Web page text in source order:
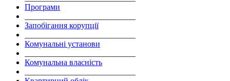
Програми
Запобігання корупції
Комунальні установи
Комунальна власність